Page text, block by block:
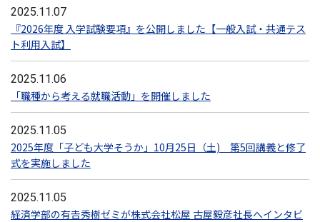
2025.11.07
『2026年度 入学試験要項』を公開しました【一般入試・共通テス
ト利用入試】
2025.11.06
「職種から考える就職活動」を開催しました
2025.11.05
2025年度「子ども大学そうか」10月25日（土) 第5回講義と修了
式を実施しました
2025.11.05
経済学部の有𠮷秀樹ゼミが株式会社松屋 古屋毅彦社長へインタビ